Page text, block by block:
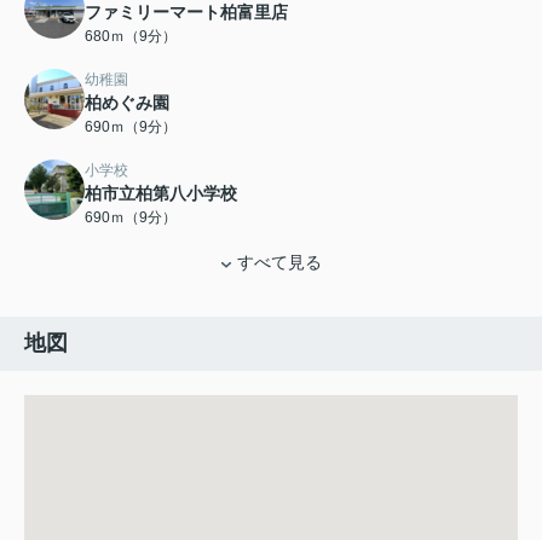
ファミリーマート柏富里店
680ｍ（9分）
幼稚園
柏めぐみ園
690ｍ（9分）
小学校
柏市立柏第八小学校
690ｍ（9分）
すべて見る
地図